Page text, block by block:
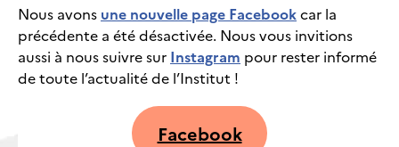
Nous avons une nouvelle page Facebookcar la
précédente a été désactivée. Nous vous invitions
aussi à nous suivre sur Instagram pour rester informé
de toute l’actualité de l’Institut !
Facebook